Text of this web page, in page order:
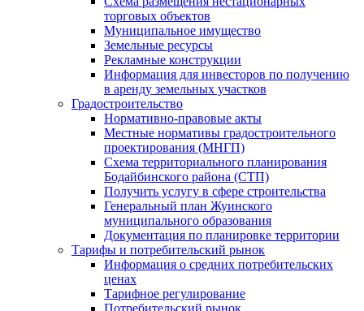
торговых объектов
Муниципальное имущество
Земельные ресурсы
Рекламные конструкции
Информация для инвесторов по получению
в аренду земельных участков
Градостроительство
Нормативно-правовые акты
Местные нормативы градостроительного
проектирования (МНГП)
Схема территориального планирования
Бодайбинского района (СТП)
Получить услугу в сфере строительства
Генеральный план Жуинского
муниципального образования
Документация по планировке территории
Тарифы и потребительский рынок
Информация о средних потребительских
ценах
Тарифное регулирование
Потребительский рынок